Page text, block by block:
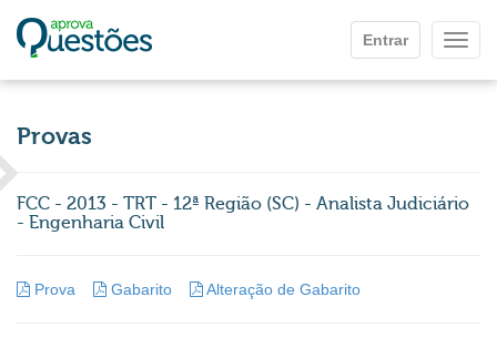
Entrar
Provas
FCC - 2013 - TRT - 12ª Região (SC) - Analista Judiciário
- Engenharia Civil
Prova Gabarito Alteração de Gabarito